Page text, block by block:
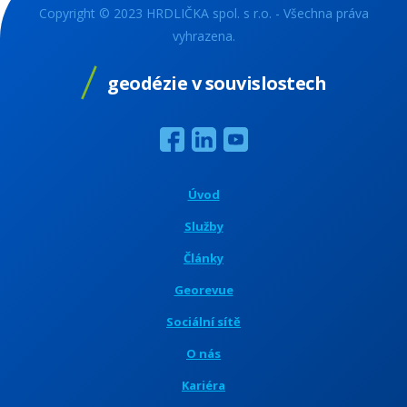
Copyright © 2023 HRDLIČKA spol. s r.o. - Všechna práva
vyhrazena.
geodézie v souvislostech
Úvod
Služby
Články
Georevue
Sociální sítě
O nás
Kariéra